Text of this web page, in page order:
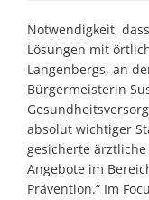
Notwendigkeit,
Lösungen mit
Langenbergs, an
Bürgermeisterin
absolut wichtiger
gesicherte
Angebote im
Prävention.“ Im